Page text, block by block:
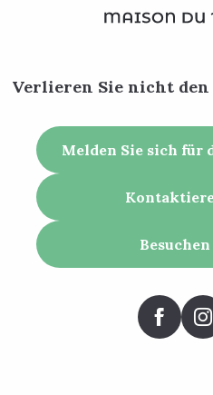
Verlieren Sie nicht den
Melden Sie sich für